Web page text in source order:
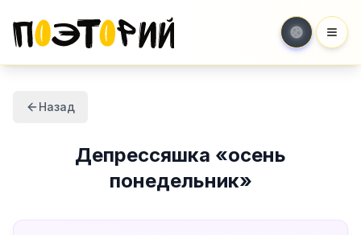
Назад
Депрессяшка «осень
понедельник»